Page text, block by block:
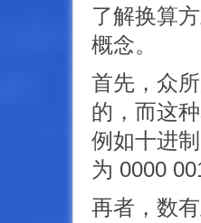
了解换算
概念。
首先，众
的，而这
例如十进
为 0000
再者，数